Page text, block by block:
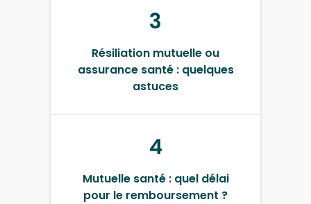
3
Résiliation mutuelle ou
assurance santé : quelques
astuces
4
Mutuelle santé : quel délai
pour le remboursement ?